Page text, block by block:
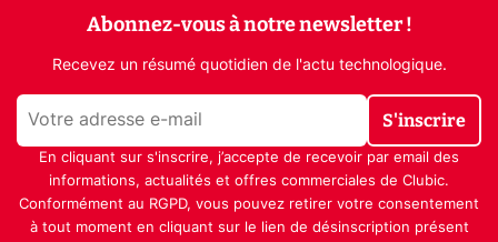
Abonnez-vous à notre newsletter !
Recevez un résumé quotidien de l'actu technologique.
S'inscrire
En cliquant sur s'inscrire, j’accepte de recevoir par email des
informations, actualités et offres commerciales de Clubic.
Conformément au RGPD, vous pouvez retirer votre consentement
à tout moment en cliquant sur le lien de désinscription présent